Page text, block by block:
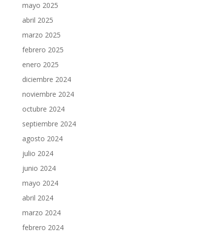
mayo 2025
abril 2025
marzo 2025
febrero 2025
enero 2025
diciembre 2024
noviembre 2024
octubre 2024
septiembre 2024
agosto 2024
julio 2024
junio 2024
mayo 2024
abril 2024
marzo 2024
febrero 2024